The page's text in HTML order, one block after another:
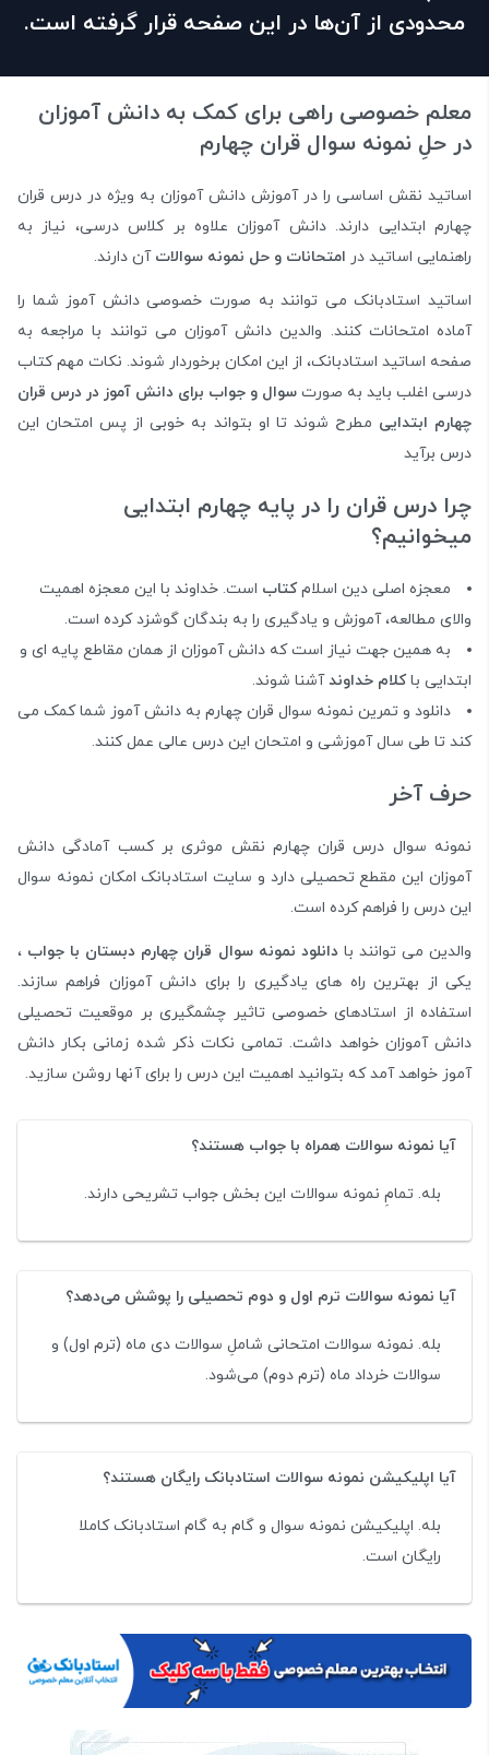
محدودی از آن‌ها در این صفحه قرار گرفته است.
معلم خصوصی راهی برای کمک به دانش آموزان
در حلِ نمونه سوال قران چهارم
اساتید نقش اساسی را در آموزش دانش آموزان به ویژه در درس قران
چهارم ابتدایی دارند. دانش آموزان علاوه بر کلاس درسی، نیاز به
راهنمایی اساتید در امتحانات و حل نمونه سوالات آن دارند.
اساتید استادبانک می توانند به صورت خصوصی دانش آموز شما را
آماده امتحانات کنند. والدین دانش آموزان می توانند با مراجعه به
صفحه اساتید استادبانک، از این امکان برخوردار شوند. نکات مهم کتاب
درسی اغلب باید به صورت سوال و جواب برای دانش آموز در درس قران
چهارم ابتدایی مطرح شوند تا او بتواند به خوبی از پس امتحان این
درس برآید
چرا درس قران را در پایه چهارم ابتدایی
میخوانیم؟
معجزه اصلی دین اسلامکتاب است. خداوند با این معجزه اهمیت
والای مطالعه، آموزش و یادگیری را به بندگان گوشزد کرده است.
به همین جهت نیاز است که دانش آموزان از همان مقاطع پایه ای و
ابتدایی باکلام خداوندآشنا شوند.
دانلود و تمرین نمونه سوال قران چهارم به دانش آموز شما کمک می
کند تا طی سال آموزشی و امتحان این درس عالی عمل کنند.
حرف آخر
نمونه سوال درس قران چهارم نقش موثری بر کسب آمادگی دانش
آموزان این مقطع تحصیلی دارد و سایت استادبانک امکان نمونه سوال
این درس را فراهم کرده است.
والدین می توانند با دانلود نمونه سوال قران چهارم دبستان با جواب ،
یکی از بهترین راه های یادگیری را برای دانش آموزان فراهم سازند.
استفاده از استادهای خصوصی تاثیر چشمگیری بر موقعیت تحصیلی
دانش آموزان خواهد داشت. تمامی نکات ذکر شده زمانی بکار دانش
آموز خواهد آمد که بتوانید اهمیت این درس را برای آنها روشن سازید.
آیا نمونه سوالات همراه با جواب هستند؟
بله. تمامِ نمونه سوالات این بخش جواب تشریحی دارند.
آیا نمونه سوالات ترم اول و دوم تحصیلی را پوشش می‌دهد؟
بله. نمونه سوالات امتحانی شاملِ سوالات دی ماه (ترم اول) و
سوالات خرداد ماه (ترم دوم) می‌شود.
آیا اپلیکیشن نمونه سوالات استادبانک رایگان هستند؟
بله. اپلیکیشن نمونه سوال و گام به گام استادبانک کاملا
رایگان است.